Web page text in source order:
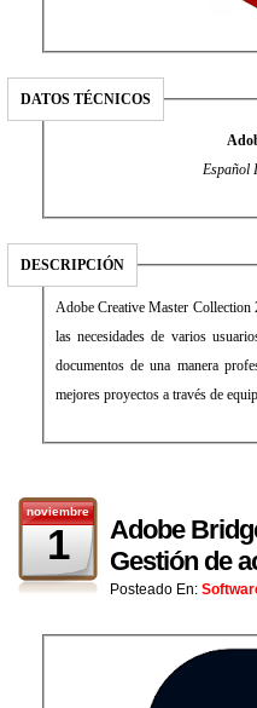
DATOS TÉCNICOS
Español
DESCRIPCIÓN
Adobe Creative Master Collection
las necesidades de varios
documentos de una manera
mejores proyectos a través de
noviembre
1
Adobe
Gestión de
Posteado En: